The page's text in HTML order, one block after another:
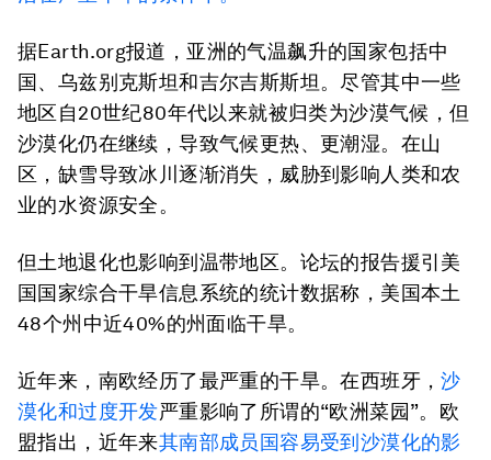
据Earth.org报道，亚洲的气温飙升的国家包括中
国、乌兹别克斯坦和吉尔吉斯斯坦。尽管其中一些
地区自20世纪80年代以来就被归类为沙漠气候，但
沙漠化仍在继续，导致气候更热、更潮湿。在山
区，缺雪导致冰川逐渐消失，威胁到影响人类和农
业的水资源安全。
但土地退化也影响到温带地区。论坛的报告援引美
国国家综合干旱信息系统的统计数据称，美国本土
48个州中近40%的州面临干旱。
近年来，南欧经历了最严重的干旱。在西班牙，沙
漠化和过度开发严重影响了所谓的“欧洲菜园”。欧
盟指出，近年来其南部成员国容易受到沙漠化的影